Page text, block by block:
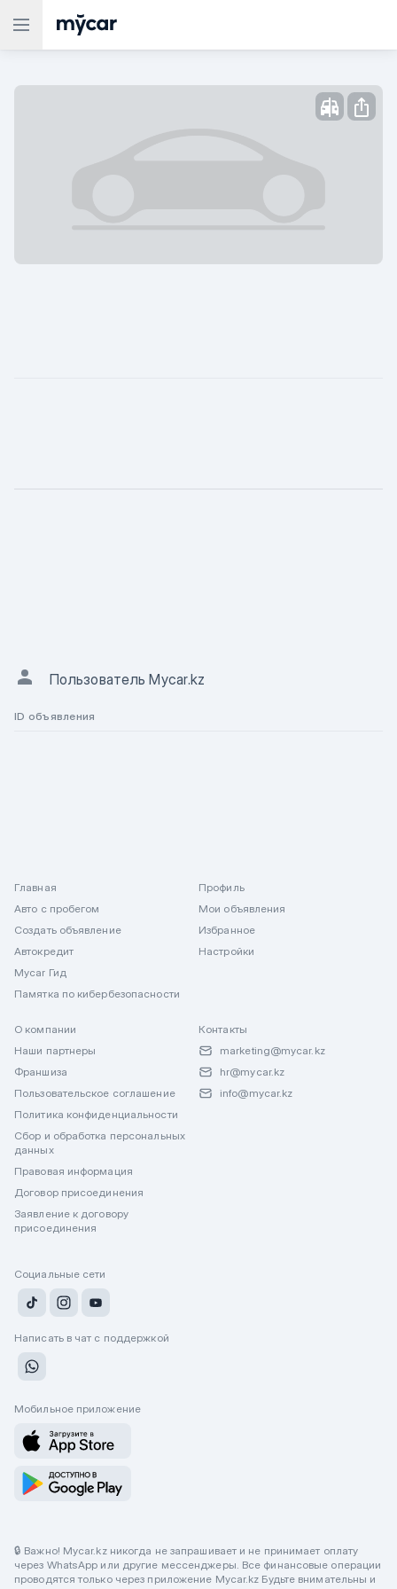
Пользователь Mycar.kz
ID объявления
Главная
Авто с пробегом
Создать объявление
Автокредит
Mycar Гид
Памятка по кибербезопасности
Профиль
Мои объявления
Избранное
Настройки
О компании
Наши партнеры
Франшиза
Пользовательское соглашение
Политика конфиденциальности
Сбор и обработка персональных
данных
Правовая информация
Договор присоединения
Заявление к договору
присоединения
Контакты
marketing@mycar.kz
hr@mycar.kz
info@mycar.kz
Социальные сети
Написать в чат с поддержкой
Мобильное приложение
🔒 Важно! Mycar.kz никогда не запрашивает и не принимает оплату
через WhatsApp или другие мессенджеры. Все финансовые операции
проводятся только через приложение Mycar.kz Будьте внимательны и